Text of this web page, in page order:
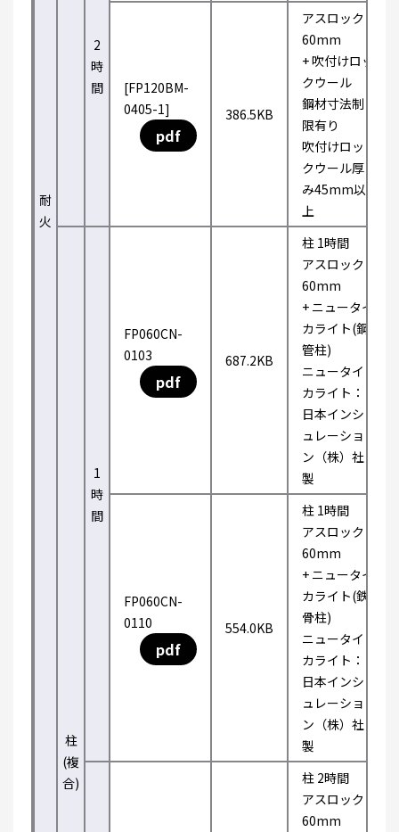
耐
火
2
時
間
[FP120BM-
0405-1]
pdf
386.5KB
アスロック
60mm
+ 吹付けロッ
クウール
鋼材寸法制
限有り
吹付けロッ
クウール厚
み45mm以
上
柱
(複
合)
1
時
間
FP060CN-
0103
pdf
687.2KB
柱 1時間
アスロック
60mm
+ ニュータイ
カライト(鋼
管柱)
ニュータイ
カライト：
日本インシ
ュレーショ
ン（株）社
製
FP060CN-
0110
pdf
554.0KB
柱 1時間
アスロック
60mm
+ ニュータイ
カライト(鉄
骨柱)
ニュータイ
カライト：
日本インシ
ュレーショ
ン（株）社
製
柱 2時間
アスロック
60mm